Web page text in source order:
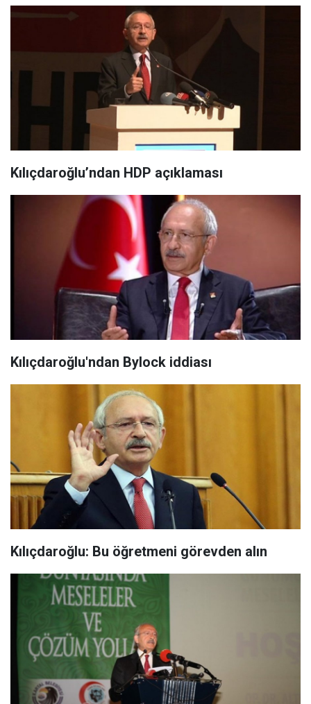
Kılıçdaroğlu’ndan HDP açıklaması
Kılıçdaroğlu'ndan Bylock iddiası
Kılıçdaroğlu: Bu öğretmeni görevden alın